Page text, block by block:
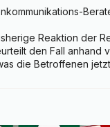
Reaktion der
den Fall anhand
die Betroffenen